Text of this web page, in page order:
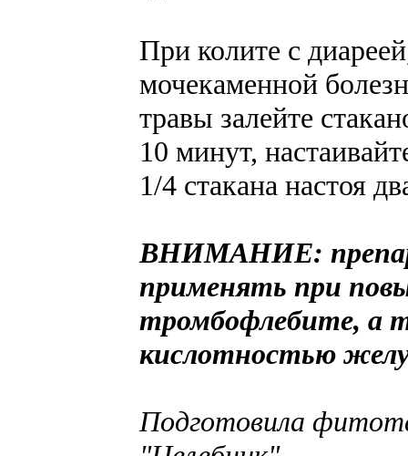
При колите с
мочекаменной
травы залейте
10 минут,
1/4 стакана настоя
ВНИМАНИЕ:
применять при
тромбофлебите, а
кислотностью
Подготовила